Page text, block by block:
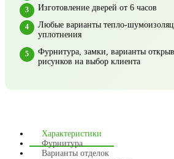
Изготовление дверей от 6 часов
Любые варианты тепло-
уплотнения
Фурнитура, замки, варианты
рисунков на выбор клиента
Характеристики
Фурнитура
Варианты отделок